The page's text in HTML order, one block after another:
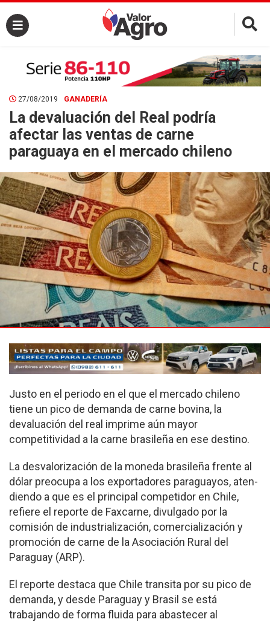
×
27/08/2019 GANADERÍA
La devaluación del Real podría
afectar las ventas de carne
paraguaya en el mercado chileno
Justo en el periodo en el que el mercado chi­leno
tiene un pico de demanda de carne bovina, la
devaluación del real imprime aún mayor
competitividad a la carne brasileña en ese des­tino.
La desvalorización de la moneda brasileña frente al
dólar preocupa a los expor­tadores paraguayos, aten­
diendo a que es el principal competidor en Chile,
refiere el reporte de Faxcarne, divulgado por la
comisión de industrialización, comer­cialización y
promoción de carne de la Asociación Rural del
Paraguay (ARP).
El reporte destaca que Chile transita por su pico de
demanda, y desde Paraguay y Brasil se está
trabajando de forma fluida para abastecer al